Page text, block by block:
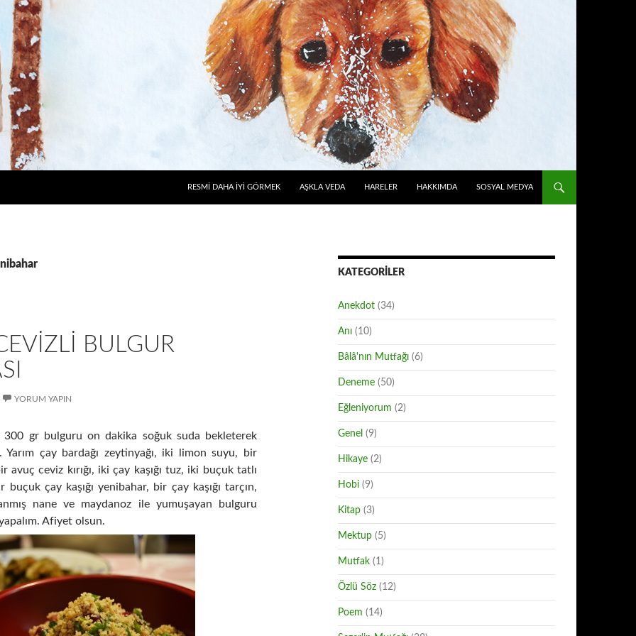
RESMI DAHA İYI GÖRMEK AŞKLA VEDA HARELER HAKKIMDA SOSYAL MEDYA
BULGUR
YORUM YAPIN
300 gr bulguru on dakika soğuk suda bekleterek
Yarım çay bardağı zeytinyağı, iki limon suyu, bir
avuç ceviz kırığı, iki çay kaşığı tuz, iki buçuk tatlı
buçuk çay kaşığı yenibahar, bir çay kaşığı tarçın,
nane ve maydanoz ile yumuşayan bulguru
Afiyet olsun.
KATEGORILER
Anekdot (34)
Anı (10)
Bâlâ'nın Mutfağı (6)
Deneme (50)
Eğleniyorum (2)
Genel (9)
Hikaye (2)
Hobi (9)
Kitap (3)
Mektup (5)
Mutfak (1)
Özlü Söz (12)
Poem (14)